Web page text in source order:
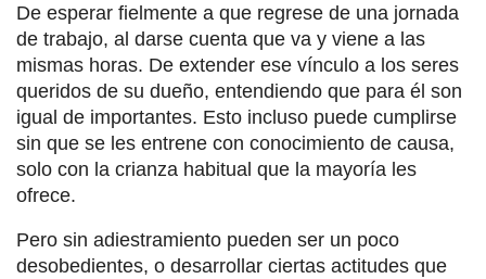
De esperar fielmente a que regrese de una jornada
de trabajo, al darse cuenta que va y viene a las
mismas horas. De extender ese vínculo a los seres
queridos de su dueño, entendiendo que para él son
igual de importantes. Esto incluso puede cumplirse
sin que se les entrene con conocimiento de causa,
solo con la crianza habitual que la mayoría les
ofrece.
Pero sin adiestramiento pueden ser un poco
desobedientes, o desarrollar ciertas actitudes que